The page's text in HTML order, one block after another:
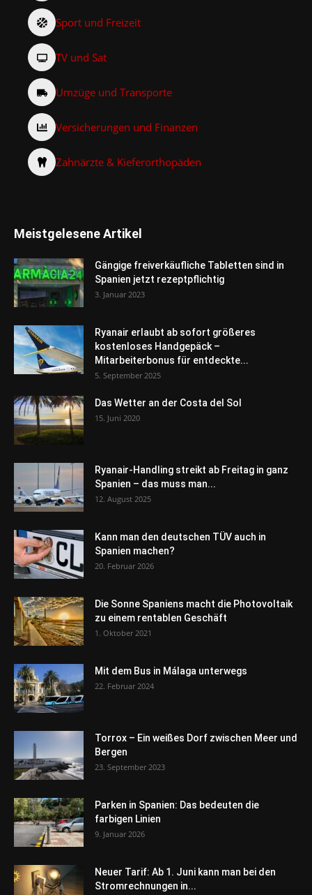
Sport und Freizeit
TV und Sat
Umzüge und Transporte
Versicherungen und Finanzen
Zahnärzte & Kieferorthopäden
Meistgelesene Artikel
Gängige freiverkäufliche Tabletten sind in
Spanien jetzt rezeptpflichtig
3. Januar 2023
Ryanair erlaubt ab sofort größeres
kostenloses Handgepäck –
Mitarbeiterbonus für entdeckte...
5. September 2025
Das Wetter an der Costa del Sol
15. Juni 2020
Ryanair-Handling streikt ab Freitag in ganz
Spanien – das muss man...
12. August 2025
Kann man den deutschen TÜV auch in
Spanien machen?
20. Februar 2026
Die Sonne Spaniens macht die Photovoltaik
zu einem rentablen Geschäft
1. Oktober 2021
Mit dem Bus in Málaga unterwegs
22. Februar 2024
Torrox – Ein weißes Dorf zwischen Meer und
Bergen
23. September 2023
Parken in Spanien: Das bedeuten die
farbigen Linien
9. Januar 2026
Neuer Tarif: Ab 1. Juni kann man bei den
Stromrechnungen in...